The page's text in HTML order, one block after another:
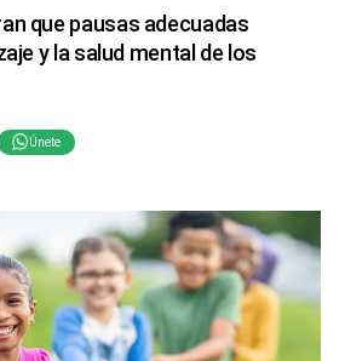
que pausas adecuadas
y la salud mental de los
Únete